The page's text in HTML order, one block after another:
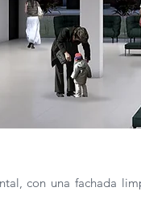
con una fachada